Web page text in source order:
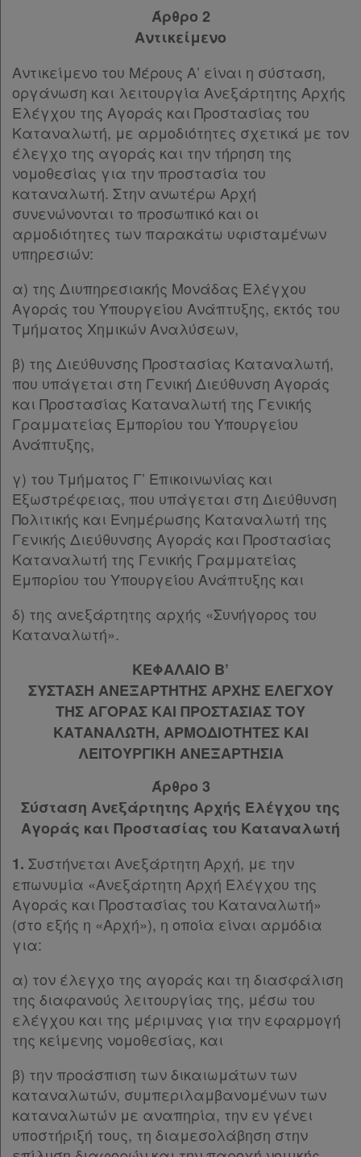
Άρθρο 2
Αντικείμενο
Αντικείμενο του Μέρους Α’ είναι η σύσταση,
οργάνωση και λειτουργία Ανεξάρτητης Αρχής
Ελέγχου της Αγοράς και Προστασίας του
Καταναλωτή, με αρμοδιότητες σχετικά με τον
έλεγχο της αγοράς και την τήρηση της
νομοθεσίας για την προστασία του
καταναλωτή. Στην ανωτέρω Αρχή
συνενώνονται το προσωπικό και οι
αρμοδιότητες των παρακάτω υφισταμένων
υπηρεσιών:
α) της Διυπηρεσιακής Μονάδας Ελέγχου
Αγοράς του Υπουργείου Ανάπτυξης, εκτός του
Τμήματος Χημικών Αναλύσεων,
β) της Διεύθυνσης Προστασίας Καταναλωτή,
που υπάγεται στη Γενική Διεύθυνση Αγοράς
και Προστασίας Καταναλωτή της Γενικής
Γραμματείας Εμπορίου του Υπουργείου
Ανάπτυξης,
γ) του Τμήματος Γ’ Επικοινωνίας και
Εξωστρέφειας, που υπάγεται στη Διεύθυνση
Πολιτικής και Ενημέρωσης Καταναλωτή της
Γενικής Διεύθυνσης Αγοράς και Προστασίας
Καταναλωτή της Γενικής Γραμματείας
Εμπορίου του Υπουργείου Ανάπτυξης και
δ) της ανεξάρτητης αρχής «Συνήγορος του
Καταναλωτή».
ΚΕΦΑΛΑΙΟ Β’
ΣΥΣΤΑΣΗ ΑΝΕΞΑΡΤΗΤΗΣ ΑΡΧΗΣ ΕΛΕΓΧΟΥ
ΤΗΣ ΑΓΟΡΑΣ ΚΑΙ ΠΡΟΣΤΑΣΙΑΣ ΤΟΥ
ΚΑΤΑΝΑΛΩΤΗ, ΑΡΜΟΔΙΟΤΗΤΕΣ ΚΑΙ
ΛΕΙΤΟΥΡΓΙΚΗ ΑΝΕΞΑΡΤΗΣΙΑ
Άρθρο 3
Σύσταση Ανεξάρτητης Αρχής Ελέγχου της
Αγοράς και Προστασίας του Καταναλωτή
1. Συστήνεται Ανεξάρτητη Αρχή, με την
επωνυμία «Ανεξάρτητη Αρχή Ελέγχου της
Αγοράς και Προστασίας του Καταναλωτή»
(στο εξής η «Αρχή»), η οποία είναι αρμόδια
για:
α) τον έλεγχο της αγοράς και τη διασφάλιση
της διαφανούς λειτουργίας της, μέσω του
ελέγχου και της μέριμνας για την εφαρμογή
της κείμενης νομοθεσίας, και
β) την προάσπιση των δικαιωμάτων των
καταναλωτών, συμπεριλαμβανομένων των
καταναλωτών με αναπηρία, την εν γένει
υποστήριξή τους, τη διαμεσολάβηση στην